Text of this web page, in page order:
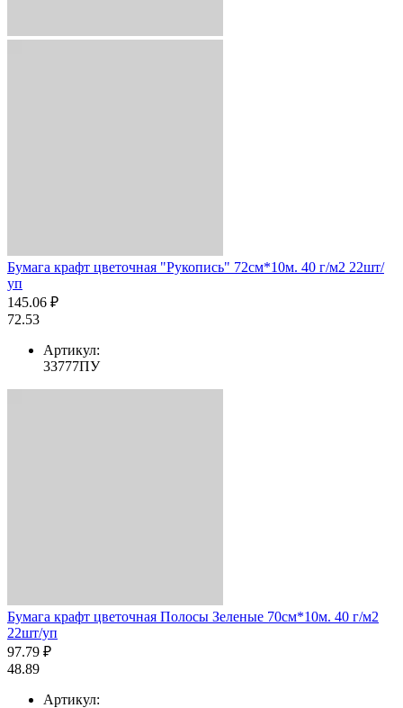
Бумага крафт цветочная "Рукопись" 72см*10м. 40 г/м2 22шт/
уп
145.06 ₽
72.53
Артикул:
33777ПУ
Бумага крафт цветочная Полосы Зеленые 70см*10м. 40 г/м2
22шт/уп
97.79 ₽
48.89
Артикул: